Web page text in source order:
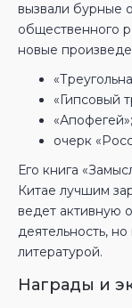
вызвали бурные
общественного
новые
«Гипсовый
«Апофегей»;
очерк
Его книга
Китае лучшим
ведет активную
деятельность,
литературой.
Награды и